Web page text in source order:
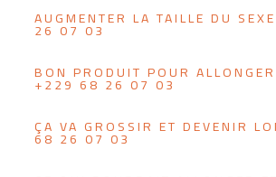
AUGMENTER LA TAILLE DU
26 07 03
BON PRODUIT POUR
+229 68 26 07 03
ÇA VA GROSSIR ET DEVENIR
68 26 07 03